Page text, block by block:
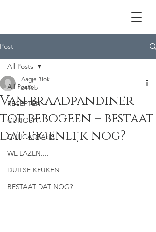
Post
All Posts
RECEPTEN
CURIOSA
CULICADEAUS
WE LAZEN....
DUITSE KEUKEN
BESTAAT DAT NOG?
All Posts
Van braadpandiner
tot bebogeen – bestaat
dat eigenlijk nog?
Aagje Blok
24 feb